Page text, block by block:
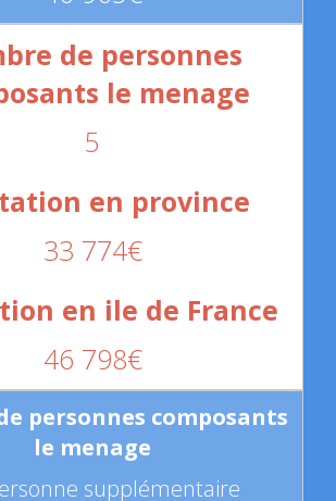
5
33 774€
46 798€
supplémentaire